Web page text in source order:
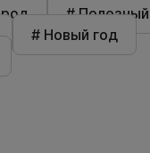
#
# Новый год